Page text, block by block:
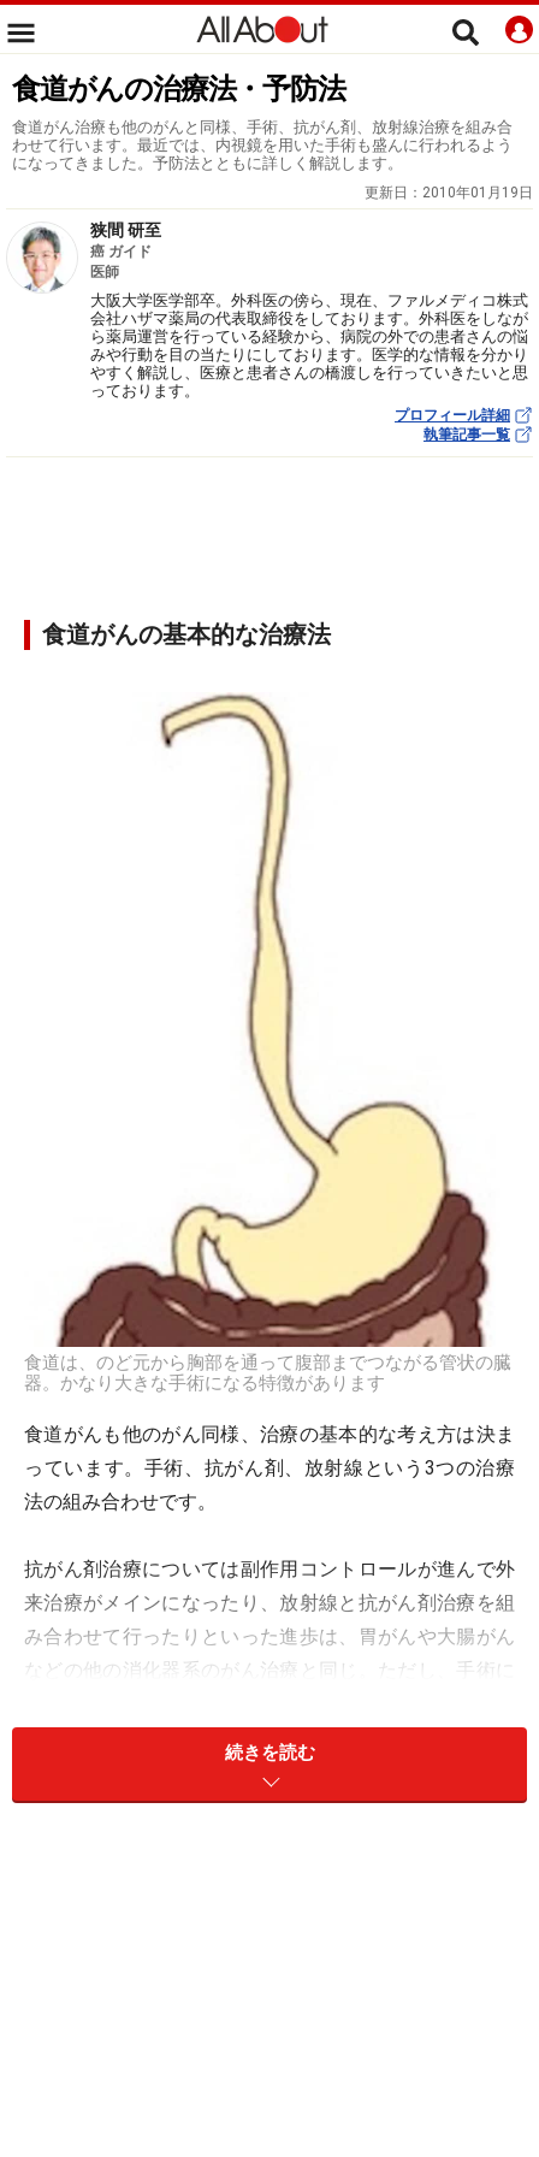
食道がんの治療法・予防法
食道がん治療も他のがんと同様、手術、抗がん剤、放射線治療を組み合
わせて行います。最近では、内視鏡を用いた手術も盛んに行われるよう
になってきました。予防法とともに詳しく解説します。
更新日： 2010年01月19日
狭間 研至
癌 ガイド
医師
大阪大学医学部卒。外科医の傍ら、現在、ファルメディコ株式
会社ハザマ薬局の代表取締役をしております。外科医をしなが
ら薬局運営を行っている経験から、病院の外での患者さんの悩
みや行動を目の当たりにしております。医学的な情報を分かり
やすく解説し、医療と患者さんの橋渡しを行っていきたいと思
っております。
プロフィール詳細
執筆記事一覧
食道がんの基本的な治療法
食道は、のど元から胸部を通って腹部までつながる管状の臓
器。かなり大きな手術になる特徴があります
食道がんも他のがん同様、治療の基本的な考え方は決ま
っています。手術、抗がん剤、放射線という3つの治療
法の組み合わせです。
抗がん剤治療については副作用コントロールが進んで外
来治療がメインになったり、放射線と抗がん剤治療を組
み合わせて行ったりといった進歩は、胃がんや大腸がん
などの他の消化器系のがん治療と同じ。ただし、手術に
続きを読む